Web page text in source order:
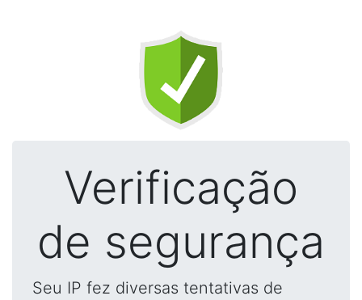
Verificação
de segurança
Seu IP fez diversas tentativas de